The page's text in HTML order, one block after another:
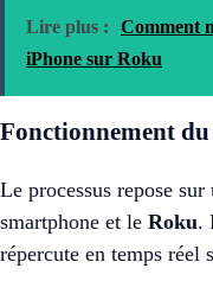
Lire plus :
Comment
iPhone sur Roku
Fonctionnement
Le processus repose
smartphone et le Roku.
répercute en temps réel